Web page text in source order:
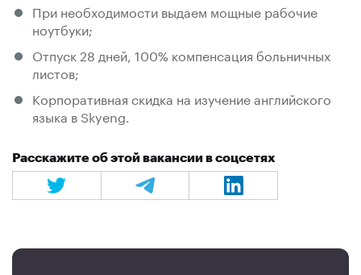
При необходимости выдаем мощные рабочие
ноутбуки;
Отпуск 28 дней, 100% компенсация больничных
листов;
Корпоративная скидка на изучение английского
языка в Skyeng.
Расскажите об этой вакансии в соцсетях